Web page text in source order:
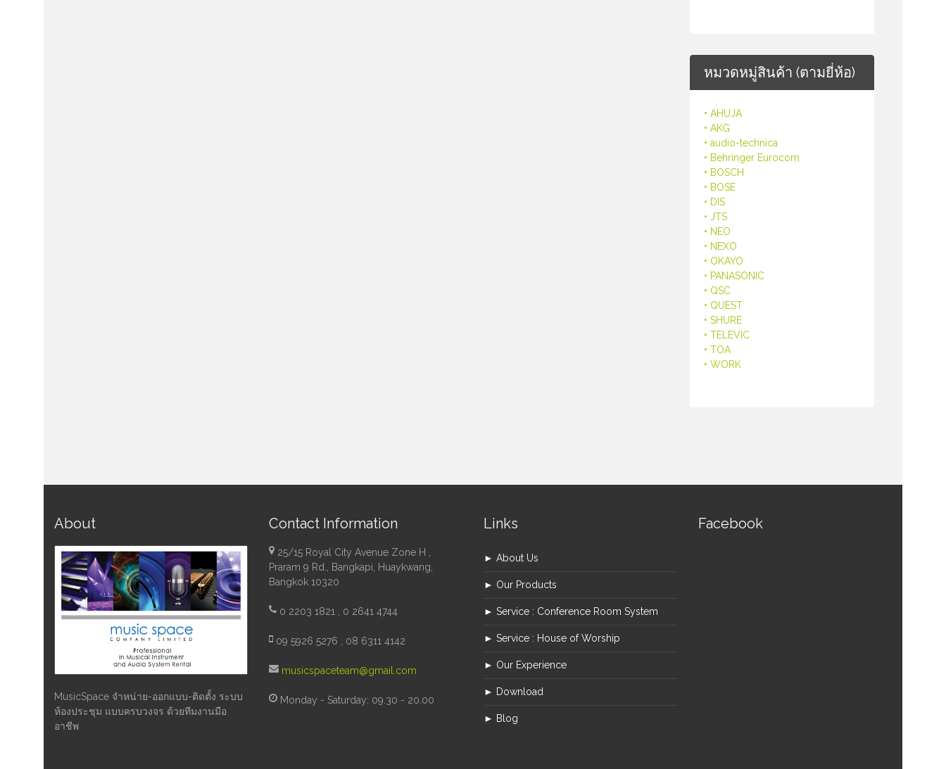
หมวดหมู่สินค้า (ตามยี่ห้อ)
• AHUJA
• AKG
• audio-technica
• Behringer Eurocom
• BOSCH
• BOSE
• DIS
• JTS
• NEO
• NEXO
• OKAYO
• PANASONIC
• QSC
• QUEST
• SHURE
• TELEVIC
• TOA
• WORK
About
MusicSpace จำหน่าย-ออกแบบ-ติดตั้ง ระบบ
ห้องประชุม แบบครบวงจร ด้วยทีมงานมือ
อาชีพ
Contact Information
25/15 Royal City Avenue Zone H ,
Praram 9 Rd., Bangkapi, Huaykwang,
Bangkok 10320
0 2203 1821 , 0 2641 4744
09 5926 5276 , 08 6311 4142
musicspaceteam@gmail.com
Monday - Saturday: 09.30 - 20.00
Links
► About Us
► Our Products
► Service : Conference Room System
► Service : House of Worship
► Our Experience
► Download
► Blog
Facebook